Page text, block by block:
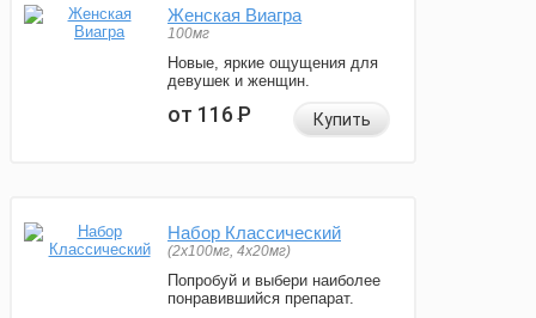
Женская Виагра
100мг
Новые, яркие ощущения для
девушек и женщин.
от 116Р Купить
Набор Классический
(2x100мг, 4x20мг)
Попробуй и выбери наиболее
понравившийся препарат.